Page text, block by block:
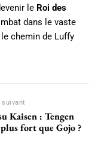
le Roi des
dans le vaste
chemin de Luffy
Kaisen : Tengen
fort que Gojo ?